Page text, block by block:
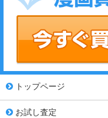
トップページ
お試し査定